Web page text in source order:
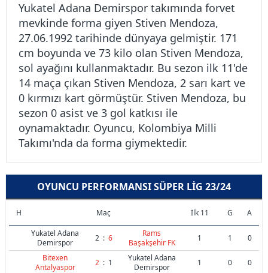
Yukatel Adana Demirspor takımında forvet
mevkinde forma giyen Stiven Mendoza,
27.06.1992 tarihinde dünyaya gelmiştir. 171
cm boyunda ve 73 kilo olan Stiven Mendoza,
sol ayağını kullanmaktadır. Bu sezon ilk 11'de
14 maça çıkan Stiven Mendoza, 2 sarı kart ve
0 kırmızı kart görmüştür. Stiven Mendoza, bu
sezon 0 asist ve 3 gol katkısı ile
oynamaktadır. Oyuncu, Kolombiya Milli
Takımı'nda da forma giymektedir.
OYUNCU PERFORMANSI SÜPER LIG 23/24
H Maç İlk 11 G
A
Yukatel Adana
Demirspor
2 : 6
Rams
Başakşehir FK
1 1
0
Bitexen
Antalyaspor
2 : 1
Yukatel Adana
Demirspor
1 0
0